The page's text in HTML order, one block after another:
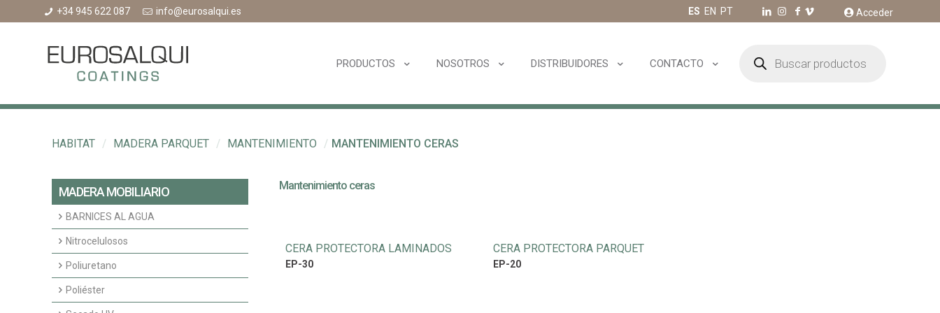
+34 945 622 087 info@eurosalqui.es ES EN PT Acceder
PRODUCTOS NOSOTROS DISTRIBUIDORES CONTACTO
productos
HABITAT / MADERA PARQUET / MANTENIMIENTO / MANTENIMIENTO CERAS
MADERA MOBILIARIO
BARNICES AL AGUA
Acabados agua interior
Fondos agua interior
Nitrocelulosos
Fondos Nitrocelulosos
Acabados nitrocelulosos
Poliuretano
Imprimaciones y fondos transparentes
poliuretano
Poliéster
Mantenimiento ceras
CERA PROTECTORA LAMINADOS
EP-30
CERA PROTECTORA PARQUET
EP-20